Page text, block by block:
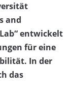
and
entwickelt
für eine
In der
das